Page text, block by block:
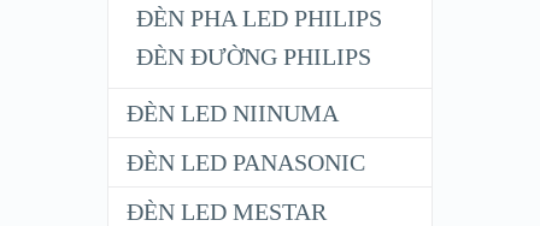
ĐÈN PHA LED PHILIPS
ĐÈN ĐƯỜNG PHILIPS
ĐÈN LED NIINUMA
ĐÈN LED PANASONIC
ĐÈN LED MESTAR